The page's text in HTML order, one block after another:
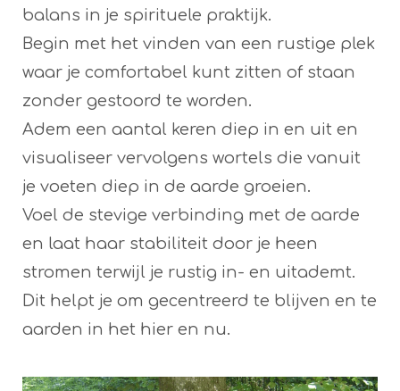
balans in je spirituele praktijk.
Begin met het vinden van een rustige plek
waar je comfortabel kunt zitten of staan
zonder gestoord te worden.
Adem een aantal keren diep in en uit en
visualiseer vervolgens wortels die vanuit
je voeten diep in de aarde groeien.
Voel de stevige verbinding met de aarde
en laat haar stabiliteit door je heen
stromen terwijl je rustig in- en uitademt.
Dit helpt je om gecentreerd te blijven en te
aarden in het hier en nu.